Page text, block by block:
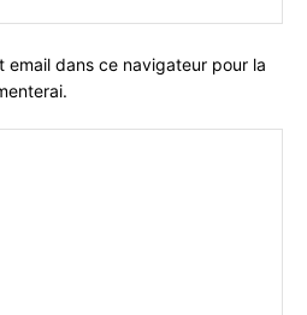
:*
email dans ce navigateur pour la